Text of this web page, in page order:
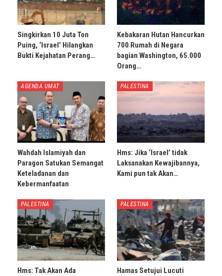
Singkirkan 10 Juta Ton
Puing, ‘Israel’ Hilangkan
Bukti Kejahatan Perang…
Kebakaran Hutan Hancurkan
700 Rumah di Negara
bagian Washington, 65.000
Orang…
AGENDA UMAT
Wahdah Islamiyah dan
Paragon Satukan Semangat
Keteladanan dan
Kebermanfaatan
PALESTINA
Hms: Jika ‘Israel’ tidak
Laksanakan Kewajibannya,
Kami pun tak Akan…
PALESTINA
Hms: Tak Akan Ada
PALESTINA
Hamas Setujui Lucuti